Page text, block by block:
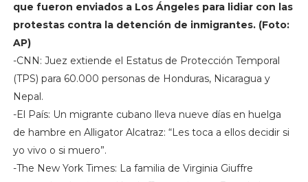
que fueron enviados a Los Ángeles para lidiar con las
protestas contra la detención de inmigrantes. (Foto:
AP)
-CNN: Juez extiende el Estatus de Protección Temporal
(TPS) para 60.000 personas de Honduras, Nicaragua y
Nepal.
-El País: Un migrante cubano lleva nueve días en huelga
de hambre en Alligator Alcatraz: “Les toca a ellos decidir si
yo vivo o si muero”.
-The New York Times: La familia de Virginia Giuffre